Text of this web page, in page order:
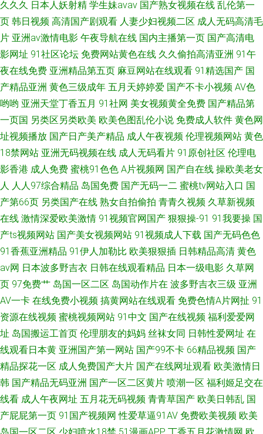
久久久 日本人妖射精 学生妹avav 国产熟女视频在线 乱伦第一
页 韩日视频 高清国产剧观看 人妻少妇视频二区 成人无码高清毛
片 亚洲av激情电影 午夜导航在线 国内主播第一页 国产高清电
影网址 91社区论坛 免费网站黄色在线 久久偷拍高清亚洲 91午
夜在线免费 亚洲精品第五页 麻豆网站在线观看 91精选国产 国
产精品亚洲 黄色三级成年 五月天婷婷爱 国产不卡小视频 AV色
哟哟 亚洲天堂丁香五月 91社网 美女视频黄全免费 国产精品第
一页国 另类区另类欧美 欧美色图乱伦小说 免费成人软件 黄色网
址视频播放 国产日产美产精品 成人午夜视频 伦理视频网站 黄色
18禁网站 亚洲无码视频在线 成人无码看片 91原创社区 伦理电
影香港 成人免费 蜜桃91色色 A片视频网 国产自在线 操欧美老女
人 人人97综合精品 岛国免费 国产无码一二 蜜桃tv网站入口 国
产第66页 另类国产在线 熟女自拍偷拍 青青久视频 久草新视频
在线 激情深爱欧美激情 91视频官网国产 狠狠操-91 91我要操 国
产ts视频网站 国产美女视频网站 91视频成人下载 国产无码色色
91香蕉亚洲精品 91伊人加勒比 欧美狠狠插 日韩精品高清 黄色
av网 日本波多野吉衣 日韩在线观看精品 日本一级电影 久草网
页 97免费艹 岛国一区二区 岛国动作片在 波多野吉衣三级 亚洲
AV一卡 在线免费小视频 搞黄网站在线观看 免费色情A片网扯 91
资源在线视频 蜜桃视频网站 91中文 国产在线视频 福利爱爱网
址 岛国搬运工首页 伦理朋友的妈妈 丝袜女同 日韩性爱网址 在
线观看日本黄 亚洲国产第一网站 国产99不卡 66精品视频 国产
精品探花一区 成人免费国产大片 国产在线网址观看 欧美激情日
韩 国产精品无码亚洲 国产一区二区黄片 喷潮一区 福利姬足交在
线看 成人午夜网址 五月花无码视频 青青草国产 欧美日韩乱 国
产屁屁第一页 91国产视频网 性爱草逼91AV 免费欧美视频 欧美